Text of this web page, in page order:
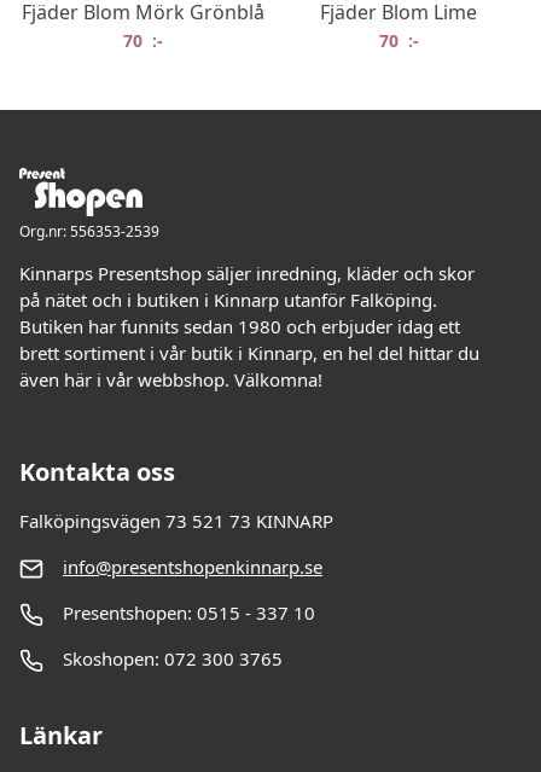
Fjäder Blom Mörk Grönblå
70 :-
Fjäder Blom Lime
70 :-
Org.nr: 556353-2539
Kinnarps Presentshop säljer inredning, kläder och skor
på nätet och i butiken i Kinnarp utanför Falköping.
Butiken har funnits sedan 1980 och erbjuder idag ett
brett sortiment i vår butik i Kinnarp, en hel del hittar du
även här i vår webbshop. Välkomna!
Kontakta oss
Falköpingsvägen 73 521 73 KINNARP
info@presentshopenkinnarp.se
Presentshopen: 0515 - 337 10
Skoshopen: 072 300 3765
Länkar